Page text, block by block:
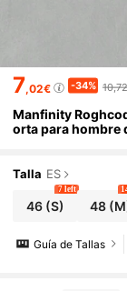
7,02€ -34%
Manfinity
orta para hombre
Talla ES
46(S)
7 left
48
Guía de Tallas